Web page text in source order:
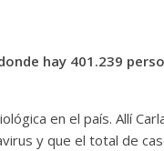
hay 401.239
en el país. Allí
y que el total de